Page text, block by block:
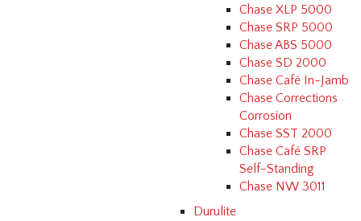
Chase XLP 5000
Chase SRP 5000
Chase ABS 5000
Chase SD 2000
Chase Café In-Jamb
Chase Corrections
Corrosion
Chase SST 2000
Chase Café SRP
Self-Standing
Chase NW 3011
Durulite